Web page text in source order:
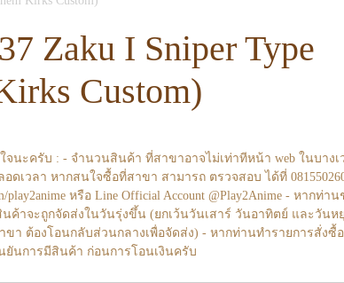
Zaku I Sniper Type
Custom)
จนะครับ : - จำนวนสินค้า ที่สาขาอาจไม่เท่าทีหน้า web ในบางเ
ดเวลา หากสนใจซื้อที่สาขา สามารถ ตรวจสอบ ได้ที่
play2anime หรือ Line Official Account @Play2Anime - หากท่า
นค้าจะถูกจัดส่งในวันรุ่งขึ้น (ยกเว้นวันเสาร์ วันอาทิตย์ และวัน
า ต้องโอนกลับส่วนกลางเพื่อจัดส่ง) - หากท่านทำรายการสั่งซื้
ยันการมีสินค้า ก่อนการโอนเงินครับ